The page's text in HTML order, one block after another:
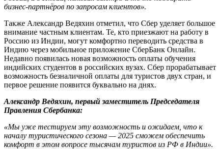
бизнес-партнёров по запросам клиентов».
Также Александр Ведяхин отметил, что Сбер уделяет большое
внимание частным клиентам. Те, кто приезжают на работу в
Россию из Индии, могут комфортно переводить средства в
Индию через мобильное приложение СберБанк Онлайн.
Недавно появилась новая возможность оплаты обучения
индийских студентов в российских вузах. Сбер прорабатывает
возможность безналичной оплаты для туристов двух стран, и
первое решение появится буквально на днях.
Александр Ведяхин, первый заместитель Председателя
Правления Сбербанка:
«Мы уже тестируем эту возможность и ожидаем, что к
началу туристического сезона — 2025 сможем обеспечить
комфорт в этом вопросе тысячам туристов из РФ в Индии».